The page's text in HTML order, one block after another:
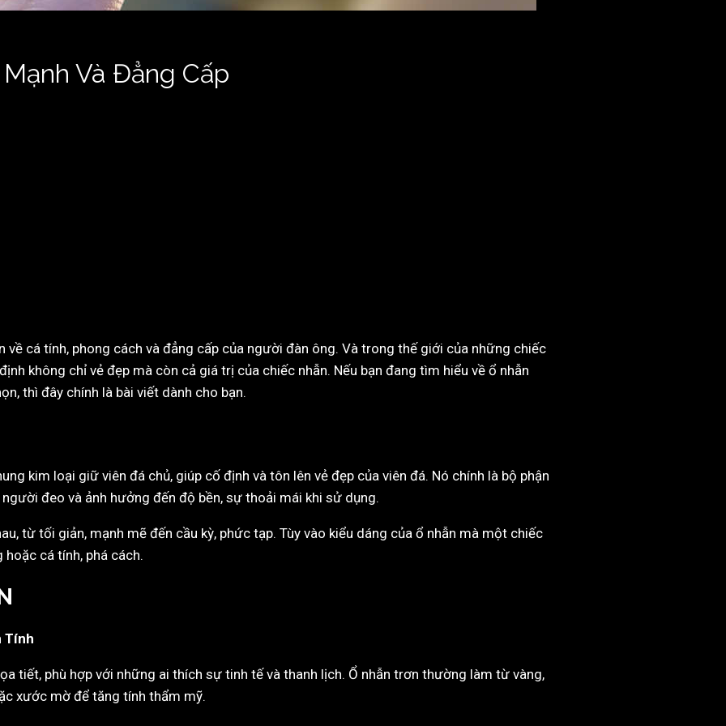
Và Đẳng Cấp
cá tính, phong cách và đẳng cấp của người đàn ông. Và trong thế giới của những chiếc
không chỉ vẻ đẹp mà còn cả giá trị của chiếc nhẫn. Nếu bạn đang tìm hiểu về ổ nhẫn
thì đây chính là bài viết dành cho bạn.
kim loại giữ viên đá chủ, giúp cố định và tôn lên vẻ đẹp của viên đá. Nó chính là bộ phận
đeo và ảnh hưởng đến độ bền, sự thoải mái khi sử dụng.
từ tối giản, mạnh mẽ đến cầu kỳ, phức tạp. Tùy vào kiểu dáng của ổ nhẫn mà một chiếc
cá tính, phá cách.
Tính
tiết, phù hợp với những ai thích sự tinh tế và thanh lịch. Ổ nhẫn trơn thường làm từ vàng,
xước mờ để tăng tính thẩm mỹ.